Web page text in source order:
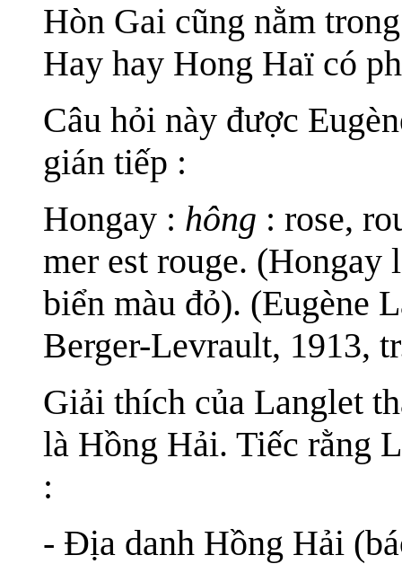
Hòn Gai cũng nằm
Hay hay Hong Haï có
Câu hỏi này được
gián tiếp :
Hongay : hông : rose,
mer est rouge.
biển màu đỏ). (Eugène
Berger-Levrault, 1913,
Giải thích của Langlet
là Hồng Hải. Tiếc rằng
:
- Địa danh Hồng Hải